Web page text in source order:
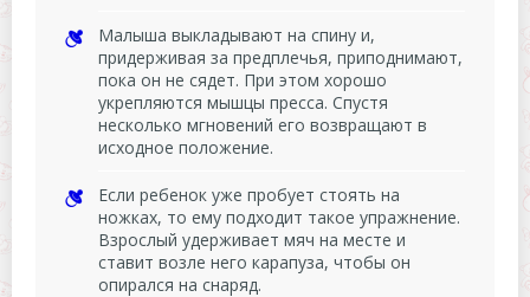
Малыша выкладывают на спину и,
придерживая за предплечья, приподнимают,
пока он не сядет. При этом хорошо
укрепляются мышцы пресса. Спустя
несколько мгновений его возвращают в
исходное положение.
Если ребенок уже пробует стоять на
ножках, то ему подходит такое упражнение.
Взрослый удерживает мяч на месте и
ставит возле него карапуза, чтобы он
опирался на снаряд.